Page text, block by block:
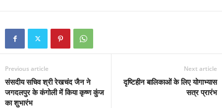
Previous article
संसदीय सचिव श्री रेखचंद जैन ने
जगदलपुर के कंगोली में किया कृष्ण कुंज
का शुभारंभ
Next article
दृष्टिहीन बालिकाओं के लिए योगाभ्यास
सत्र प्रारंभ